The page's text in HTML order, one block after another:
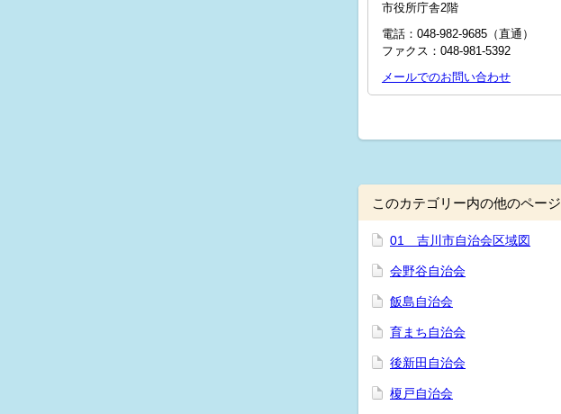
市役所庁舎2階
電話：048-982-9685（直通）
ファクス：048‐981‐5392
メールでのお問い合わせ
このカテゴリー内の他のページ
01 吉川市自治会区域図
会野谷自治会
飯島自治会
育まち自治会
後新田自治会
榎戸自治会